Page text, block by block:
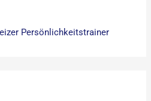
Persönlichkeitstrainer